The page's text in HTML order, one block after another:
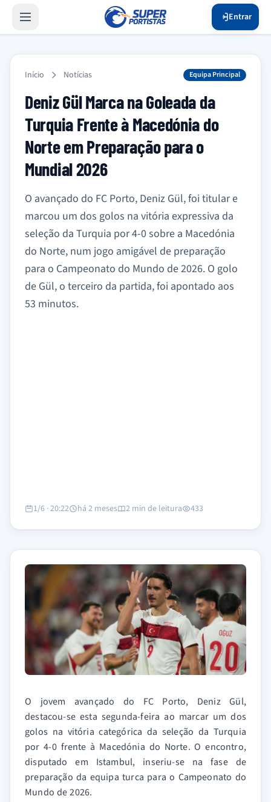
Entrar
Início Notícias Equipa Principal
Deniz Gül Marca na Goleada da
Turquia Frente à Macedónia do
Norte em Preparação para o
Mundial 2026
O avançado do FC Porto, Deniz Gül, foi titular e
marcou um dos golos na vitória expressiva da
seleção da Turquia por 4-0 sobre a Macedónia
do Norte, num jogo amigável de preparação
para o Campeonato do Mundo de 2026. O golo
de Gül, o terceiro da partida, foi apontado aos
53 minutos.
1/6 · 20:22 há 2 meses 2 min de leitura 433
O jovem avançado do FC Porto, Deniz Gül,
destacou-se esta segunda-feira ao marcar um dos
golos na vitória categórica da seleção da Turquia
por 4-0 frente à Macedónia do Norte. O encontro,
disputado em Istambul, inseriu-se na fase de
preparação da equipa turca para o Campeonato do
Mundo de 2026.